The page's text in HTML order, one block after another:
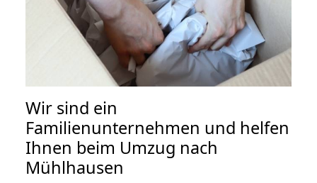
Wir sind ein
Familienunternehmen und helfen
Ihnen beim Umzug nach
Mühlhausen